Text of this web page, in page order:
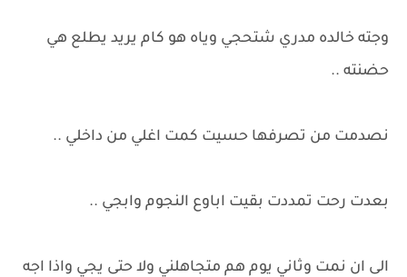
وجته خالده مدري شتحجي وياه هو كام يريد يطلع هي
حضنته ..
نصدمت من تصرفها حسيت كمت اغلي من داخلي ..
بعدت رحت تمددت بقيت اباوع النجوم وابجي ..
الى ان نمت وثاني يوم هم متجاهلني ولا حتى يجي واذا اجه